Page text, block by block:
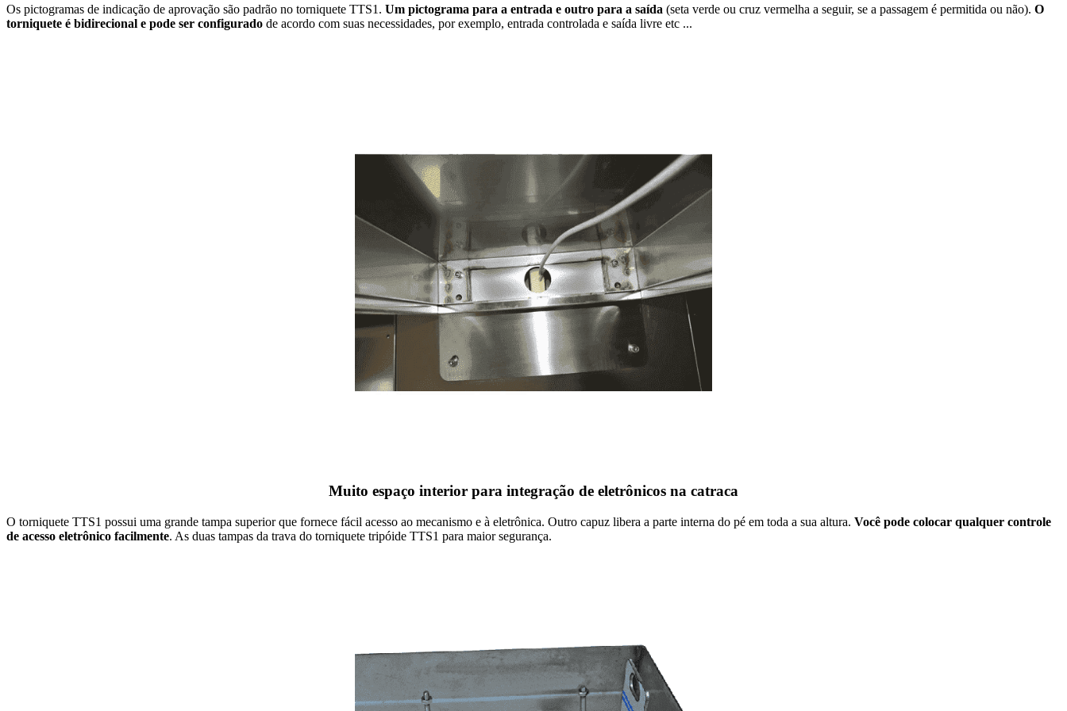
Os pictogramas de indicação de aprovação são padrão no torniquete TTS1. Um pictograma para a entrada e outro para a saída (seta verde ou cruz vermelha a seguir, se a passagem é permitida ou não). O
torniquete é bidirecional e pode ser configurado de acordo com suas necessidades, por exemplo, entrada controlada e saída livre etc ...
Muito espaço interior para integração de eletrônicos na catraca
O torniquete TTS1 possui uma grande tampa superior que fornece fácil acesso ao mecanismo e à eletrônica. Outro capuz libera a parte interna do pé em toda a sua altura. Você pode colocar qualquer controle
de acesso eletrônico facilmente. As duas tampas da trava do torniquete tripóide TTS1 para maior segurança.